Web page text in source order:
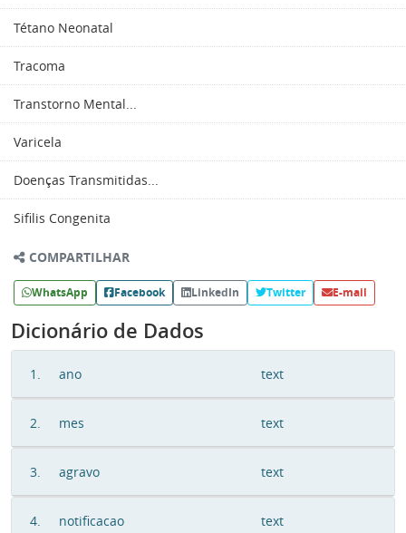
Tétano Neonatal
Tracoma
Transtorno Mental...
Varicela
Doenças Transmitidas...
Sifilis Congenita
COMPARTILHAR
WhatsApp Facebook LinkedIn Twitter E-mail
Dicionário de Dados
1. ano text
2. mes text
3. agravo text
4. notificacao text